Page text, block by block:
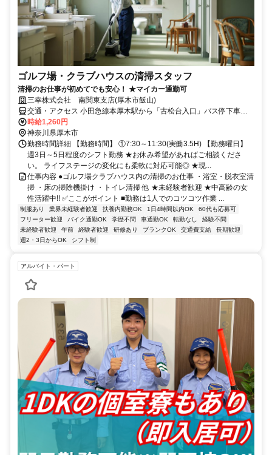
ゴルフ場・クラブハウスの清掃スタッフ
清掃のお仕事が初めてでも安心！ ★マイカー通勤可
三幸株式会社 南関東支店(厚木市飯山)
交通・アクセス 小田急線本厚木駅から「古松台入口」バス停下車徒
歩10分
時給1,260円
神奈川県厚木市
勤務時間詳細 【勤務時間】 ①7:30～11:30(実働3.5H) 【勤務曜日】
週3日～5日程度のシフト勤務 ★お休み希望があればご相談くださ
い。 ライフステージの変化にも柔軟に対応可能◎ ★現...
仕事内容 ●ゴルフ場クラブハウス内の清掃のお仕事 ・浴室・脱衣室清
掃 ・床の掃除機掛け ・トイレ清掃 他 ★未経験者歓迎 ★中高齢の女
性活躍中!! ✅ここがポイント ■勤務は1人でのコツコツ作業 ...
制服あり 業界未経験者歓迎 扶養内勤務OK 1日4時間以内OK
60代も応募可
フリーター歓迎
バイク通勤OK 学歴不問 車通勤OK 転勤なし
経験不問
未経験者歓迎
午前 経験者歓迎 研修あり ブランクOK 交通費支給
長期歓迎
週2・3日からOK
シフト制
アルバイト・パート